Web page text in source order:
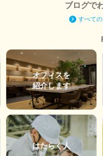
ブログで
すべて
オフィスを
紹介します
はたらく人